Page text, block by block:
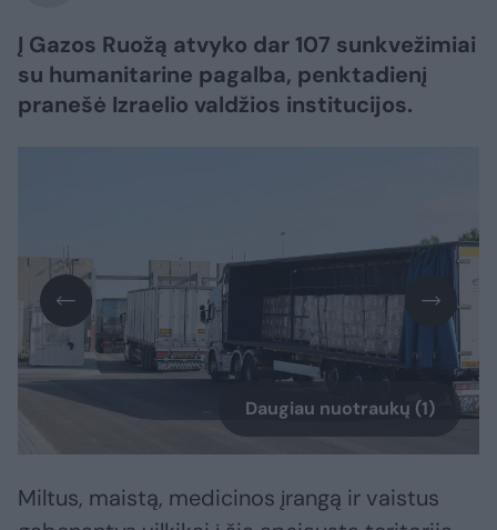
Į Gazos Ruožą atvyko dar 107 sunkvežimiai
su humanitarine pagalba, penktadienį
pranešė Izraelio valdžios institucijos.
Daugiau nuotraukų (1)
Miltus, maistą, medicinos įrangą ir vaistus